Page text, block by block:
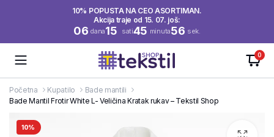
10% POPUSTA NA CEO ASORTIMAN.
Akcija traje od 15. 07. još:
06 dana15 sati45 minuta56 sek.
0
Početna Kupatilo
Bade mantili
Bade Mantil Frotir White L- Veličina Kratak rukav – Tekstil Shop
10%